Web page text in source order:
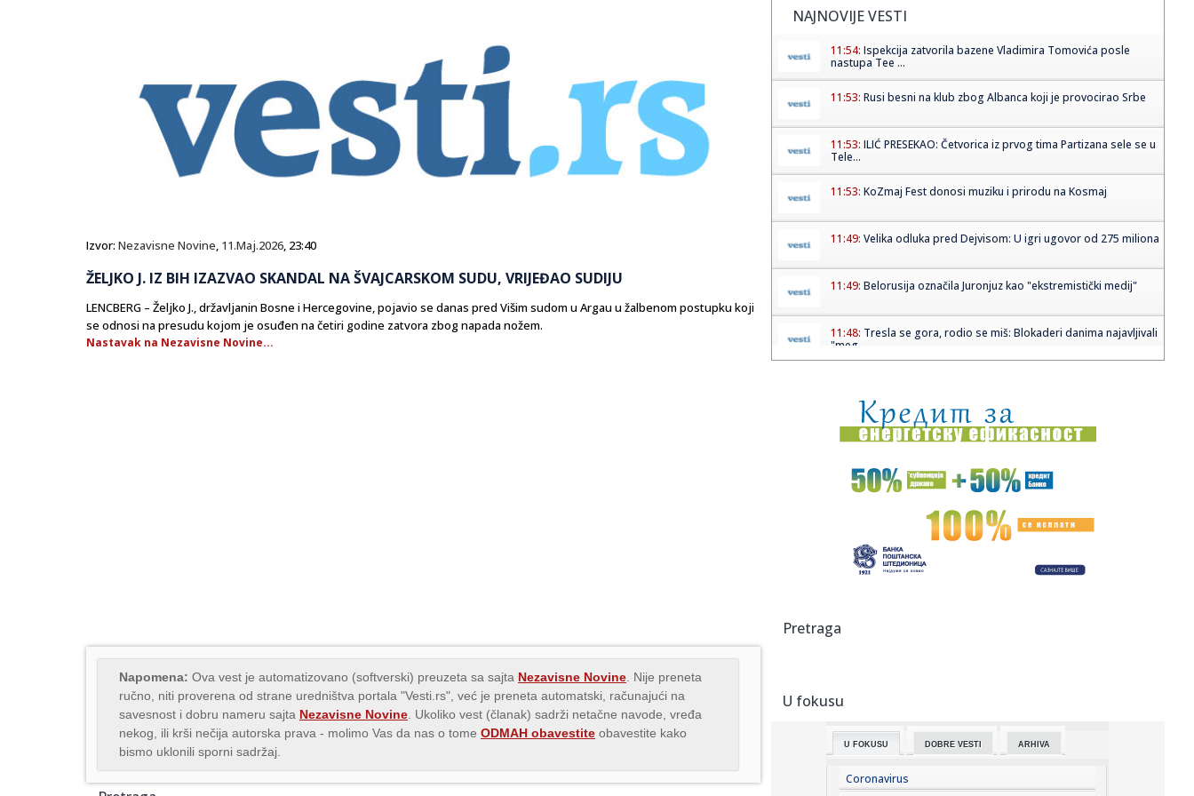
Izvor: Nezavisne Novine, 11.Maj.2026, 23:40
ŽELJKO J. IZ BIH IZAZVAO SKANDAL NA ŠVAJCARSKOM SUDU, VRIJEĐAO SUDIJU
LENCBERG – Željko J., državljanin Bosne i Hercegovine, pojavio se danas pred Višim sudom u Argau u žalbenom postupku koji
se odnosi na presudu kojom je osuđen na četiri godine zatvora zbog napada nožem.
Nastavak na Nezavisne Novine...
Napomena: Ova vest je automatizovano (softverski) preuzeta sa sajta Nezavisne Novine . Nije preneta
ručno, niti proverena od strane uredništva portala "Vesti.rs", već je preneta automatski, računajući na
savesnost i dobru nameru sajta Nezavisne Novine . Ukoliko vest (članak) sadrži netačne navode, vređa
nekog, ili krši nečija autorska prava - molimo Vas da nas o tome ODMAH obavestite obavestite kako
bismo uklonili sporni sadržaj.
NAJNOVIJE VESTI
11:54: Ispekcija zatvorila bazene Vladimira Tomovića posle
nastupa Tee ...
11:53: Rusi besni na klub zbog Albanca koji je provocirao Srbe
11:53: ILIĆ PRESEKAO: Četvorica iz prvog tima Partizana sele se u
Tele...
11:53: KoZmaj Fest donosi muziku i prirodu na Kosmaj
11:49: Velika odluka pred Dejvisom: U igri ugovor od 275 miliona
11:49: Belorusija označila Juronjuz kao "ekstremistički medij"
11:48: Tresla se gora, rodio se miš: Blokaderi danima najavljivali
"meg...
11:45:Netfliks vraća hit-komediju: Stiže 25 poznatih lica
11:45:Signal konačno uvodi veliku promenu
Amerikanci započeli evakuaciju
11:42:Škoda počela proizvodnju najnaprednijeg SUV-a
"Oluji" u...
11:37:
11:36:
Ćuta osuo paljbu po lažnim studentima: Nije štedeo reči,
Pretraga
U fokusu
U FOKUSU DOBRE VESTI ARHIVA
Coronavirus